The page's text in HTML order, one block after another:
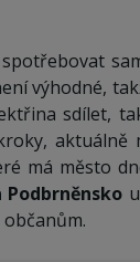
výhodné,
sdílet,
aktuálně
má město